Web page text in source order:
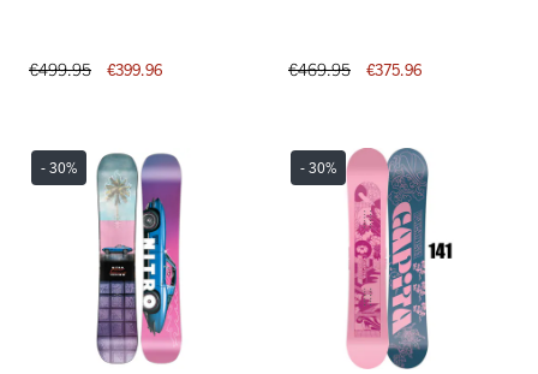
€499.95 €399.96 €469.95 €375.96
- 30% - 30%